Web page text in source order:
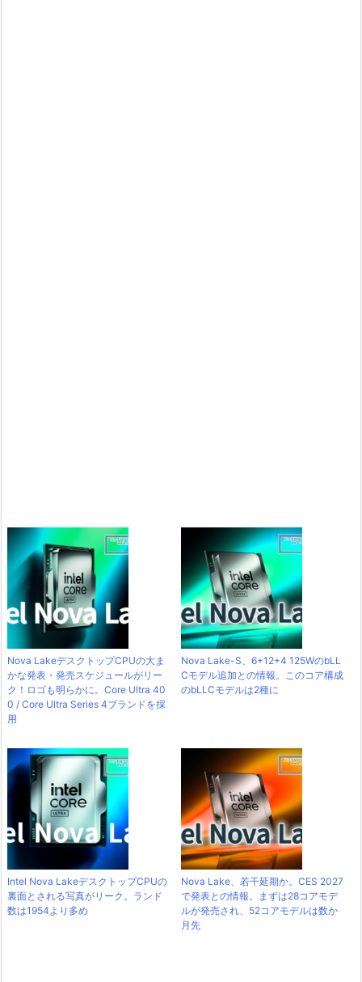
Nova LakeデスクトップCPUの大ま
かな発表・発売スケジュールがリー
ク！ロゴも明らかに。Core Ultra 40
0 / Core Ultra Series 4ブランドを採
用
Nova Lake-S、6+12+4 125WのbLL
Cモデル追加との情報。このコア構成
のbLLCモデルは2種に
Intel Nova LakeデスクトップCPUの
裏面とされる写真がリーク。ランド
数は1954より多め
Nova Lake、若干延期か。CES 2027
で発表との情報。まずは28コアモデ
ルが発売され、52コアモデルは数か
月先